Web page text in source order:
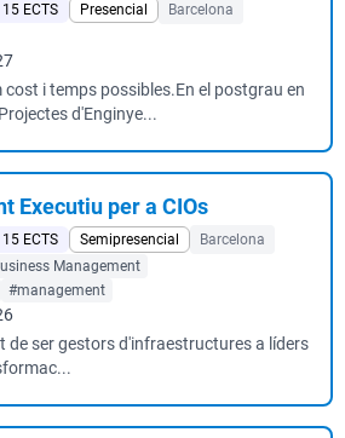
15 ECTS Presencial
Barcelona
i temps possibles.En el postgrau en
d'Enginye...
Executiu per a CIOs
15 ECTS Semipresencial
Barcelona
Management
#management
de ser gestors d'infraestructures a líders